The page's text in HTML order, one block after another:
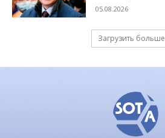
05.08.2026
Загрузить больше